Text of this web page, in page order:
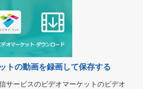
トの動画を録画して保存する
サービスのビデオマーケットのビデオ